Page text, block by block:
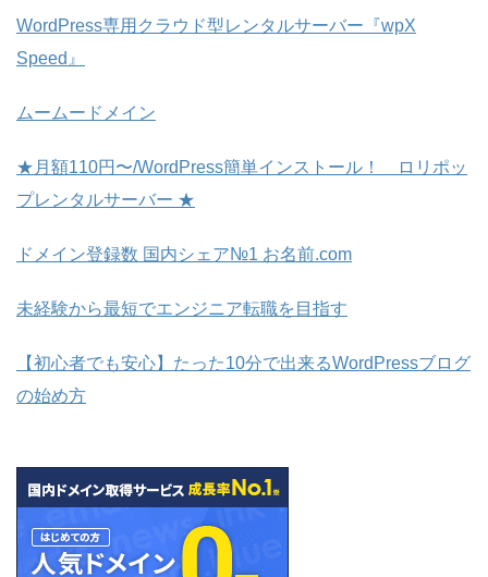
WordPress専用クラウド型レンタルサーバー『wpX
Speed』
ムームードメイン
★月額110円〜/WordPress簡単インストール！ ロリポッ
プレンタルサーバー ★
ドメイン登録数 国内シェア№1 お名前.com
未経験から最短でエンジニア転職を目指す
【初心者でも安心】たった10分で出来るWordPressブログ
の始め方